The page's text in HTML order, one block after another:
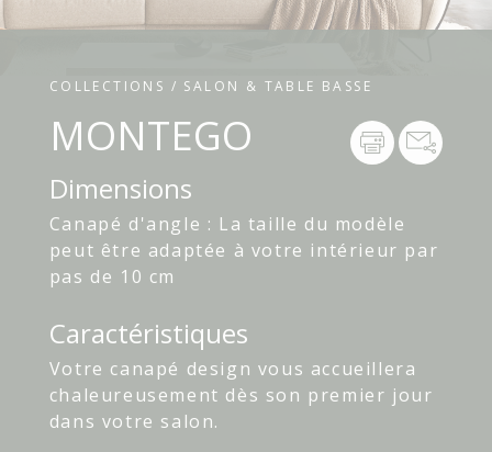
COLLECTIONS / SALON & TABLE BASSE
MONTEGO
Dimensions
Canapé d'angle : La taille du modèle
peut être adaptée à votre intérieur par
pas de 10 cm
Caractéristiques
Votre canapé design vous accueillera
chaleureusement dès son premier jour
dans votre salon.